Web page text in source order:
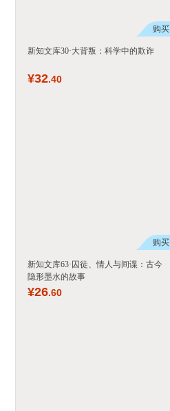
购买
新知文库30·大背叛：科学中的欺诈
¥32.40
购买
新知文库63·囚徒、情人与间谍：古今
隐形墨水的故事
¥26.60